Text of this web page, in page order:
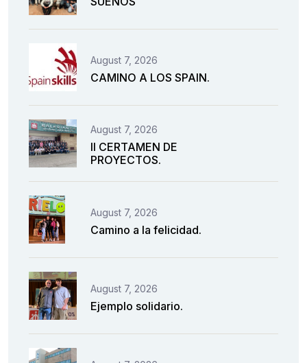
August 7, 2026
CAMINO A LOS SPAIN.
August 7, 2026
II CERTAMEN DE
PROYECTOS.
August 7, 2026
Camino a la felicidad.
August 7, 2026
Ejemplo solidario.